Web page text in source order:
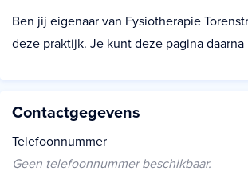
Ben jij eigenaar van Fysiotherapie
deze praktijk. Je kunt deze pagina daarna
Contactgegevens
Telefoonnummer
Geen telefoonnummer beschikbaar.